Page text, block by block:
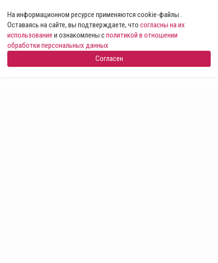
На информационном ресурсе применяются cookie-файлы .
Оставаясь на сайте, вы подтверждаете, что согласны на их
использование и ознакомлены сполитикой в отношении
обработки персональных данных
Согласен